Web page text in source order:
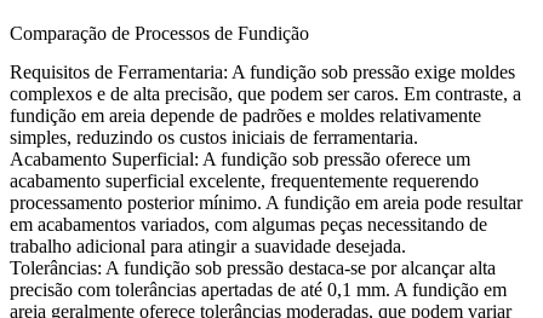
Comparação de Processos de Fundição
Requisitos de Ferramentaria: A fundição sob pressão exige moldes
complexos e de alta precisão, que podem ser caros. Em contraste, a
fundição em areia depende de padrões e moldes relativamente
simples, reduzindo os custos iniciais de ferramentaria.
Acabamento Superficial: A fundição sob pressão oferece um
acabamento superficial excelente, frequentemente requerendo
processamento posterior mínimo. A fundição em areia pode resultar
em acabamentos variados, com algumas peças necessitando de
trabalho adicional para atingir a suavidade desejada.
Tolerâncias: A fundição sob pressão destaca-se por alcançar alta
precisão com tolerâncias apertadas de até 0,1 mm. A fundição em
areia geralmente oferece tolerâncias moderadas, que podem variar